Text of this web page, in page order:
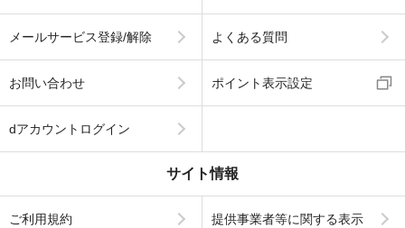
メールサービス登録/解除 よくある質問
お問い合わせ ポイント表示設定
dアカウントログイン
サイト情報
ご利用規約 提供事業者等に関する表示